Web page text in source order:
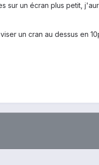
sur un écran plus petit,
un cran au dessus en